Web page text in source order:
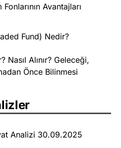
Fonlarının Avantajları
Fund) Nedir?
Nasıl Alınır? Geleceği,
Önce Bilinmesi
Analizi 30.09.2025